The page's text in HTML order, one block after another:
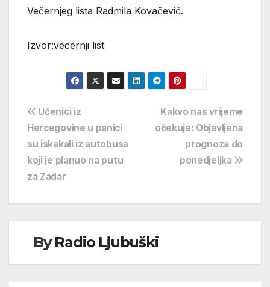
Večernjeg lista Radmila Kovačević.
Izvor:vecernji list
Navigacija
objava
Kakvo nas vrijeme
očekuje: Objavljena
prognoza do
ponedjeljka
Učenici iz
Hercegovine u panici
su iskakali iz autobusa
koji je planuo na putu
za Zadar
ByRadio Ljubuški